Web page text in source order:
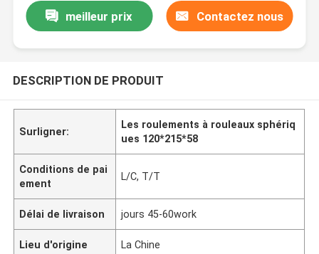
meilleur prix Contactez nous
DESCRIPTION DE PRODUIT
Surligner:
Les roulements à rouleaux sphériq
ues 120*215*58
Conditions de pai
ement
L/C, T/T
Délai de livraison jours 45-60work
Lieu d'origine La Chine